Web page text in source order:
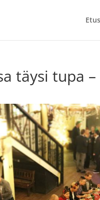
täysi tupa